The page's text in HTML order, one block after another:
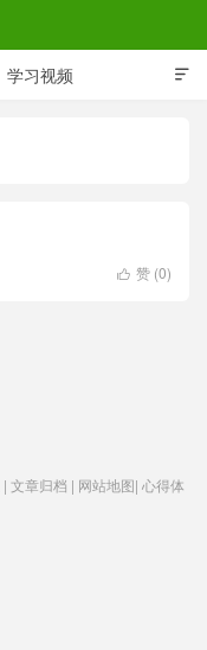

学习视频
 赞 (0)
| 文章归档 | 网站地图| 心得体